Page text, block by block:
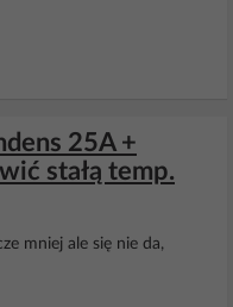
25A +
stałą temp.
mniej ale się nie da,